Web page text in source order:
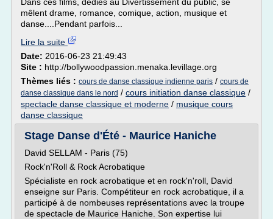
mêlent drame, romance, comique, action, musique et
danse....Pendant parfois...
Lire la suite
Date: 2016-06-23 21:49:43
Site : http://bollywoodpassion.menaka.levillage.org
Thèmes liés : cours de danse classique indienne paris / cours de
danse classique dans le nord / cours initiation danse classique /
spectacle danse classique et moderne / musique cours
danse classique
Stage Danse d'Été - Maurice Haniche
David SELLAM - Paris (75)
Rock'n'Roll & Rock Acrobatique
Spécialiste en rock acrobatique et en rock'n'roll, David
enseigne sur Paris. Compétiteur en rock acrobatique, il a
participé à de nombeuses représentations avec la troupe
de spectacle de Maurice Haniche. Son expertise lui